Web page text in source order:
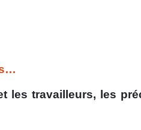
les travailleurs, les